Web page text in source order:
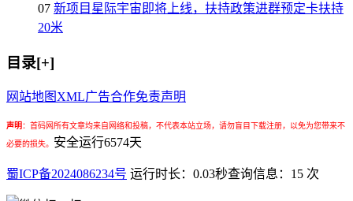
07 新项目星际宇宙即将上线，扶持政策进群预定卡扶持
20米
目录[+]
网站地图 XML广告合作免责声明
声明： 首码网所有文章均来自网络和投稿，不代表本站立场，请勿盲目下载注册，以免为您带来不
必要的损失。 安全运行6574天
蜀ICP备2024086234号 运行时长：0.03秒查询信息：15 次